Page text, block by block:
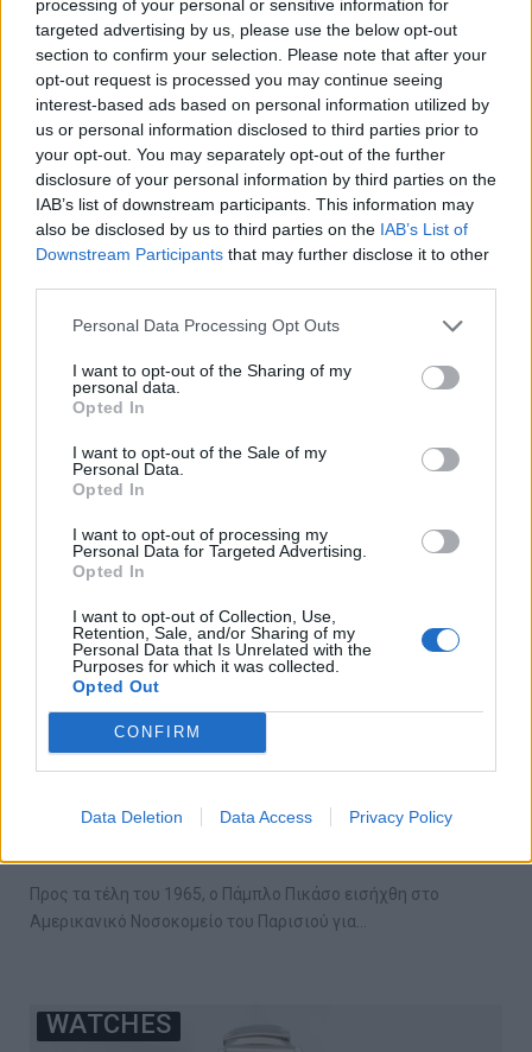
processing of your personal or sensitive information for
targeted advertising by us, please use the below opt-out
section to confirm your selection. Please note that after your
opt-out request is processed you may continue seeing
interest-based ads based on personal information utilized by
us or personal information disclosed to third parties prior to
your opt-out. You may separately opt-out of the further
disclosure of your personal information by third parties on the
IAB’s list of downstream participants. This information may
also be disclosed by us to third parties on the IAB’s List of
Downstream Participants that may further disclose it to other
Personal Data Processing Opt Outs
I want to opt-out of the Sharing of my
personal data.
Opted In
I want to opt-out of the Sale of my
Personal Data.
Opted In
I want to opt-out of processing my
Personal Data for Targeted Advertising.
Opted In
I want to opt-out of Collection, Use,
Retention, Sale, and/or Sharing of my
Personal Data that Is Unrelated with the
Purposes for which it was collected.
Opted Out
CONFIRM
Data Deletion Data Access Privacy Policy
Πάμπλο Πικάσο: Έξι άγνωστα γεγονότα για
τον θρυλικό καλλιτέχνη
Το όνομα Πάμπλο Πικάσο είναι συνώνυμο της τέχνης ενώ
συγχρόνως αναφέρεται σε μια επαναστατική ιδιοφυΐα.…
GOOD STUFF
Πάμπλο Πικάσο
Προς τα τέλη του 1965, ο Πάμπλο Πικάσο εισήχθη στο
Αμερικανικό Νοσοκομείο του Παρισιού για…
WATCHES